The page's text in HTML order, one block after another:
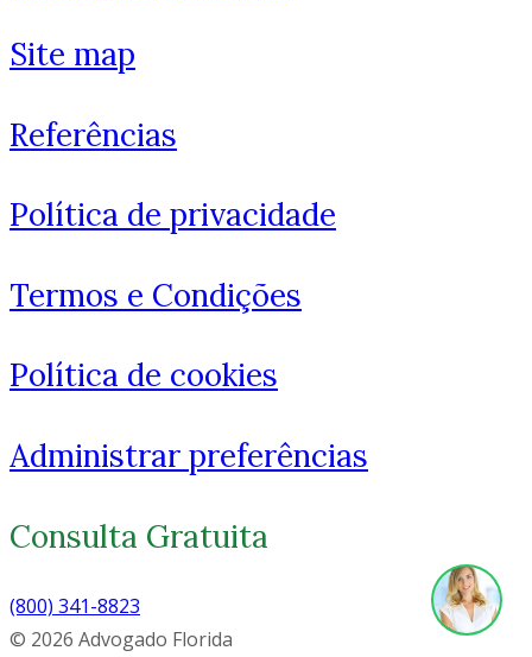
Site map
Referências
Política de privacidade
Termos e Condições
Política de cookies
Administrar preferências
Consulta Gratuita
(800) 341-8823
© 2026 Advogado Florida